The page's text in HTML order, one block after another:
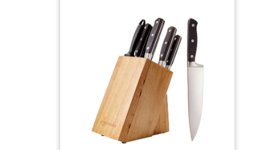
cinq couteaux de cuisine
inoxydable, parfaits pour
les tâches quotidiennes
telles que la préparation,
la découpe et le hachage
comme un professionnel.
L'ensemble comprend 1x
couteau de chef, 1x
couteau de pain, 1x
couteau polyvalent, 1x
couteau de cuisine et 1x
couteau à découper.
sur le plan de travail
grâce à son design
compact Compatibilité
universelle : Notre range
couteaux de cuisine
accepte des lames
jusqu'à 23 cm de longueur
et 11 cm de largeur,
s'adaptant à différentes
formes de lames. Il
dispose également d'un
emplacement extra-large
spécialement conçu pour
les couteaux de boucher